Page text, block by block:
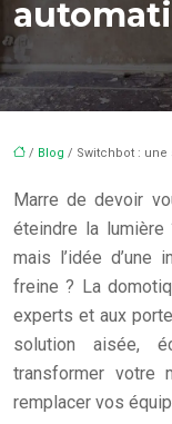
/ Blog / Switchbot : une
Marre de devoir
éteindre la lumière
mais l’idée d’une
freine ? La
experts et aux
solution aisée,
transformer votre
remplacer vos